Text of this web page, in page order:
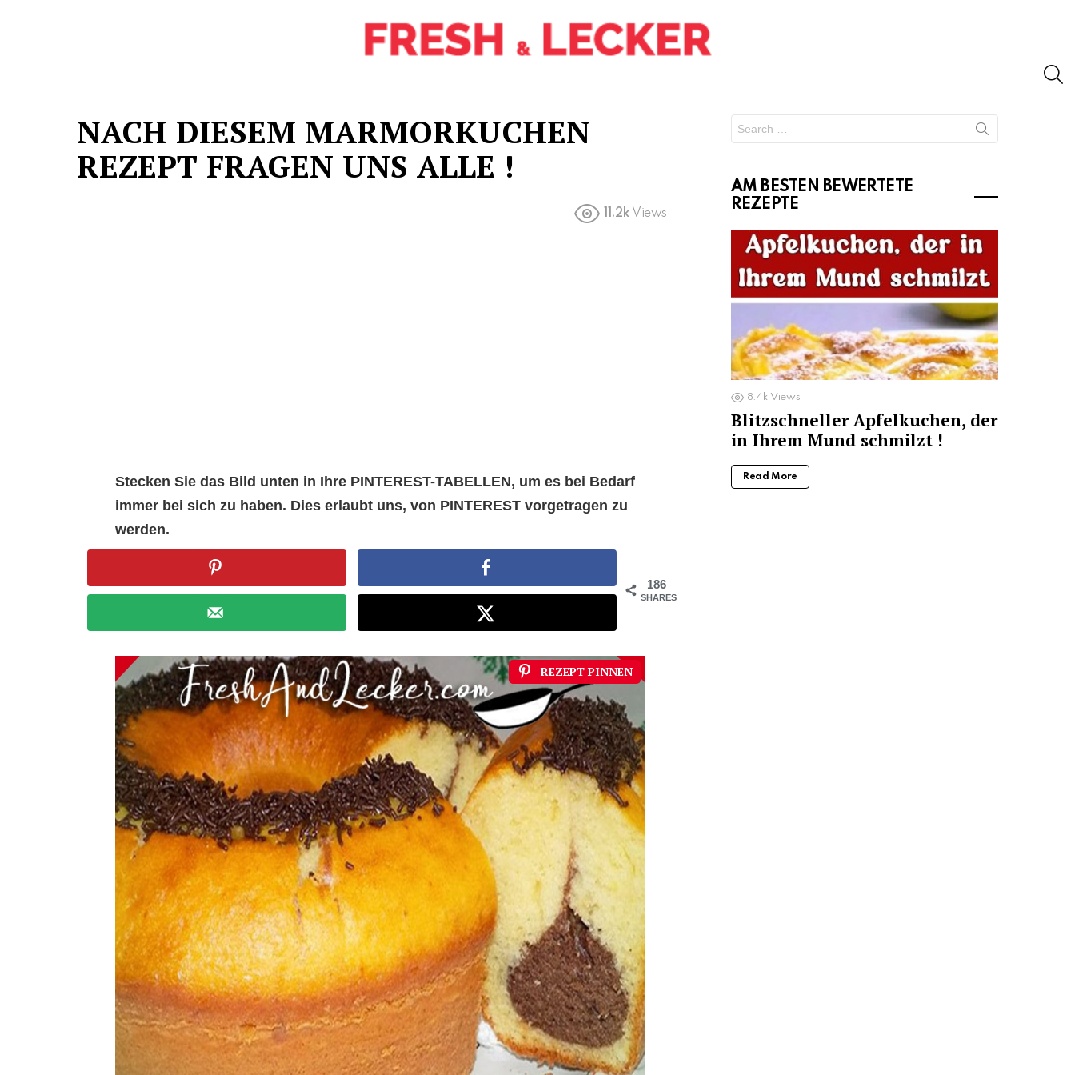
NACH DIESEM MARMORKUCHEN
REZEPT FRAGEN UNS ALLE !
11.2k Views
Stecken Sie das Bild unten in Ihre PINTEREST-TABELLEN, um es bei Bedarf
immer bei sich zu haben. Dies erlaubt uns, von PINTEREST vorgetragen zu
werden.
186
SHARES
REZEPT PINNEN
for:
AM BESTEN BEWERTETE
REZEPTE
8.4k Views
Blitzschneller Apfelkuchen, der
in Ihrem Mund schmilzt !
Read More